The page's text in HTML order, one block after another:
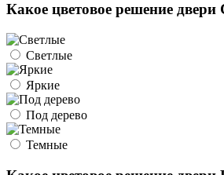
Какое цветовое решение
Светлые
Яркие
Под дерево
Темные